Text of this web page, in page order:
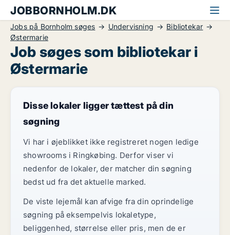
JOBBORNHOLM.DK
Jobs på Bornholm søges Undervisning
Bibliotekar
Østermarie
Job søges som bibliotekar i
Østermarie
Disse lokaler ligger tættest på din
søgning
Vi har i øjeblikket ikke registreret nogen ledige
showrooms i Ringkøbing. Derfor viser vi
nedenfor de lokaler, der matcher din søgning
bedst ud fra det aktuelle marked.
De viste lejemål kan afvige fra din oprindelige
søgning på eksempelvis lokaletype,
beliggenhed, størrelse eller pris, men de er